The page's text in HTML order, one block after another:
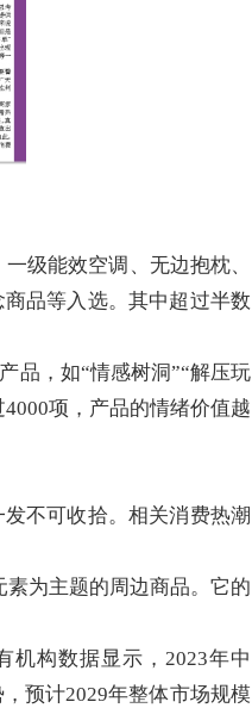
级能效空调、无边抱枕、
品等入选。其中超过半数
品，如“情感树洞”“解压玩
项，产品的情绪价值越
不可收拾。相关消费热潮
素为主题的周边商品。它的
机构数据显示，2023年中
预计2029年整体市场规模